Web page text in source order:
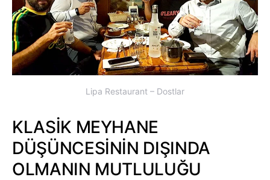
Lipa Restaurant – Dostlar
KLASİK MEYHANE
DÜŞÜNCESİNİN DIŞINDA
OLMANIN MUTLULUĞU